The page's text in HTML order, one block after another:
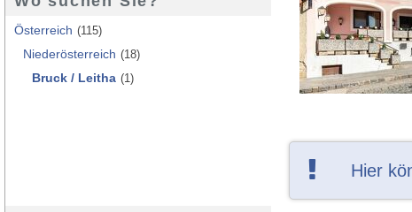
Hier
Österreich (115)
Niederösterreich (18)
Bruck / Leitha (1)